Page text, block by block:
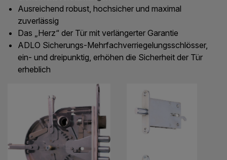
Ausreichend robust, hochsicher und maximal
zuverlässig
Das „Herz“ der Tür mit verlängerter Garantie
ADLO Sicherungs-Mehrfachverriegelungsschlösser,
ein- und dreipunktig, erhöhen die Sicherheit der Tür
erheblich